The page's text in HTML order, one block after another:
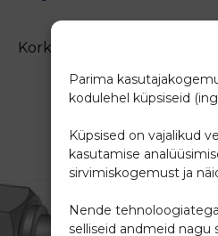
Parima
kodulehel küpsiseid
Küpsised on vajalikud
kasutamise
sirvimiskogemust ja
Nende
selliseid andmeid nagu
Kork DN25 SK 1.4044,